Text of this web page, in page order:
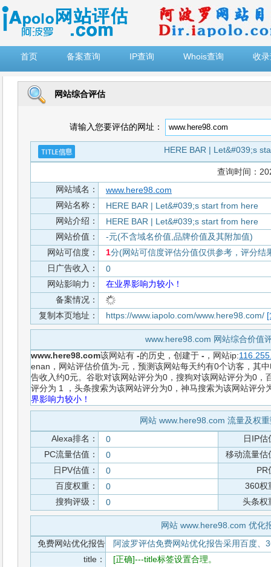
首页
备案查询 IP查询 Whois查询 收
网站综合评估
请输入您要评估的网址：
HERE BAR | Let&#039;s
查询时间：
网站域名：
www.here98.com
网站名称：
HERE BAR | Let&#039;s start from here
网站介绍：
HERE BAR | Let&#039;s start from here
网站价值：
-元(不含域名价值,品牌价值及其附加值)
网站可信度：
1分(网站可信度评估分值仅供参考，评分结
日广告收入：
0
网站影响力：
在业界影响力较小！
备案情况：
复制本页地址：
https://www.iapolo.com/www.here98.com/
www.here98.com 网站综合价值
www.here98.com该网站有 -的历史，创建于 - ，网站ip:
enan，网站评估价值为-元，预测该网站每天约有0个访客，其
告收入约0元。谷歌对该网站评分为0，搜狗对该网站评分为0，
评分为 1 ，头条搜索为该网站评分为0，神马搜索为该网站评
界影响力较小！
网站 www.here98.com 流量及权
Alexa排名：
0
日IP估
PC流量估值：
0
移动流量估
日PV估值：
0
PR
百度权重：
0
360权
搜狗评级：
0 头条权
网站 www.here98.com 优化
免费网站优化报告
阿波罗评估免费网站优化报告采用百度、
title：
[正确]---title标签设置合理。